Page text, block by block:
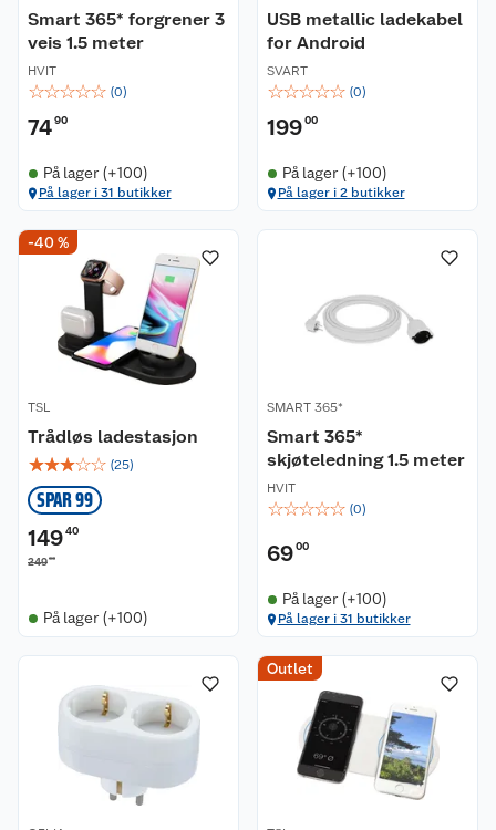
Smart 365* forgrener 3
veis 1.5 meter
HVIT
☆☆☆☆☆ (0)
7490
På lager (+100)
På lager i 31 butikker
USB metallic ladekabel
for Android
SVART
☆☆☆☆☆ (0)
19900
På lager (+100)
På lager i 2 butikker
-40 %
TSL
Trådløs ladestasjon
☆☆☆☆☆ (25)
SPAR 99
14940
24900
På lager (+100)
SMART 365*
Smart 365*
skjøteledning 1.5 meter
HVIT
☆☆☆☆☆ (0)
6900
På lager (+100)
På lager i 31 butikker
Outlet